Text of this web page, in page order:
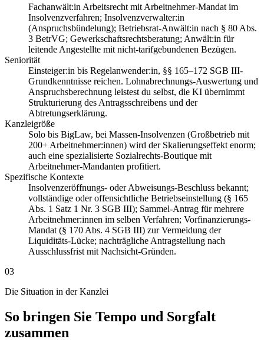
Fachanwält:in Arbeitsrecht mit Arbeitnehmer-Mandat im
Insolvenzverfahren; Insolvenzverwalter:in
(Anspruchsbündelung); Betriebsrat-Anwält:in nach § 80 Abs.
3 BetrVG; Gewerkschaftsrechtsberatung; Anwält:in für
leitende Angestellte mit nicht-tarifgebundenen Bezügen.
Seniorität
Einsteiger:in bis Regelanwender:in, §§ 165–172 SGB III-
Grundkenntnisse reichen. Lohnabrechnungs-Auswertung und
Anspruchsberechnung leistest du selbst, die KI übernimmt
Strukturierung des Antragsschreibens und der
Abtretungserklärung.
Kanzleigröße
Solo bis BigLaw, bei Massen-Insolvenzen (Großbetrieb mit
200+ Arbeitnehmer:innen) wird der Skalierungseffekt enorm;
auch eine spezialisierte Sozialrechts-Boutique mit
Arbeitnehmer-Mandanten profitiert.
Spezifische Kontexte
Insolvenzeröffnungs- oder Abweisungs-Beschluss bekannt;
vollständige oder offensichtliche Betriebseinstellung (§ 165
Abs. 1 Satz 1 Nr. 3 SGB III); Sammel-Antrag für mehrere
Arbeitnehmer:innen im selben Verfahren; Vorfinanzierungs-
Mandat (§ 170 Abs. 4 SGB III) zur Vermeidung der
Liquiditäts-Lücke; nachträgliche Antragstellung nach
Ausschlussfrist mit Nachsicht-Gründen.
03
Die Situation in der Kanzlei
So bringen Sie Tempo und Sorgfalt
zusammen